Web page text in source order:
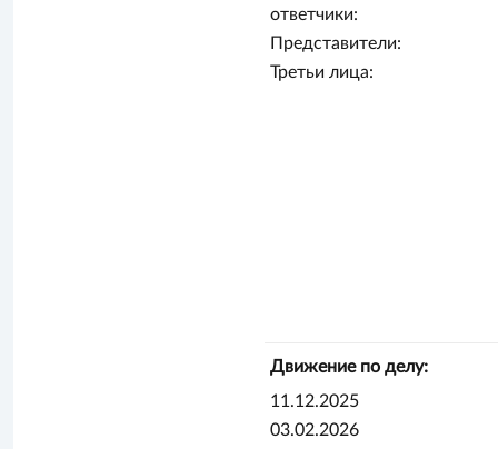
ответчики:
Представители:
Третьи лица:
Движение по делу:
11.12.2025
03.02.2026